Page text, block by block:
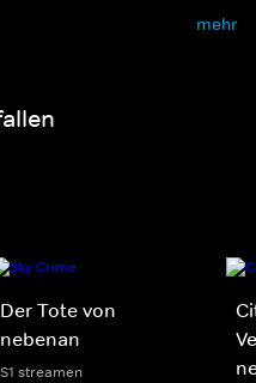
mehr
Der Tote von
nebenan
S1 streamen